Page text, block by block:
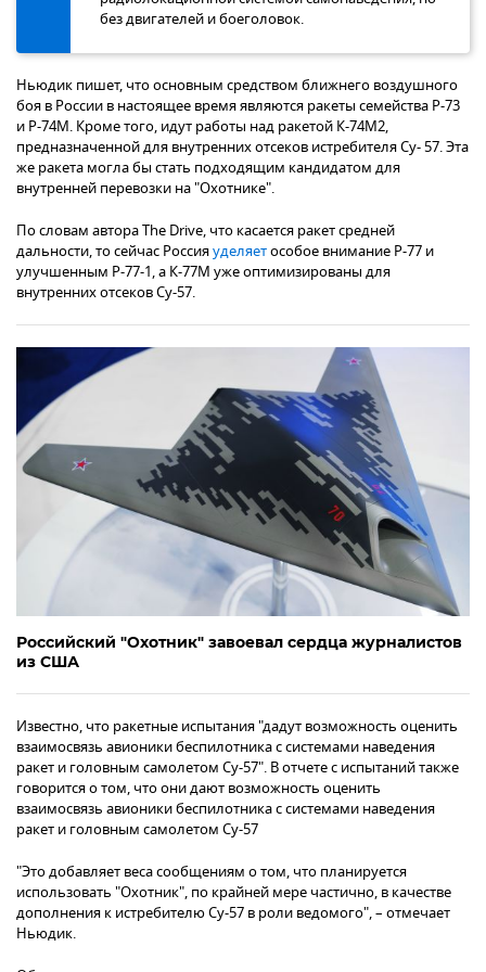
без двигателей и боеголовок.
Ньюдик пишет, что основным средством ближнего воздушного
боя в России в настоящее время являются ракеты семейства Р-73
и Р-74М. Кроме того, идут работы над ракетой К-74М2,
предназначенной для внутренних отсеков истребителя Су- 57. Эта
же ракета могла бы стать подходящим кандидатом для
внутренней перевозки на "Охотнике".
По словам автора The Drive, что касается ракет средней
дальности, то сейчас Россияуделяетособое внимание Р-77 и
улучшенным Р-77-1, а К-77М уже оптимизированы для
внутренних отсеков Су-57.
Российский "Охотник" завоевал сердца журналистов
из США
Известно, что ракетные испытания "дадут возможность оценить
взаимосвязь авионики беспилотника с системами наведения
ракет и головным самолетом Су-57". В отчете с испытаний также
говорится о том, что они дают возможность оценить
взаимосвязь авионики беспилотника с системами наведения
ракет и головным самолетом Су-57
"Это добавляет веса сообщениям о том, что планируется
использовать "Охотник", по крайней мере частично, в качестве
дополнения к истребителю Су-57 в роли ведомого", – отмечает
Ньюдик.